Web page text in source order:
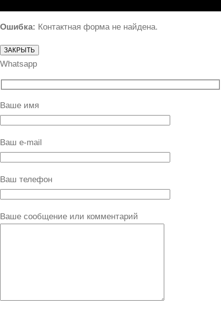
Ошибка: Контактная форма не найдена.
ЗАКРЫТЬ
Whatsapp
Ваше имя
Ваш e-mail
Ваш телефон
Ваше сообщение или комментарий